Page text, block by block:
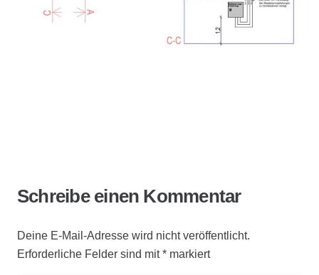
Schreibe einen Kommentar
Deine E-Mail-Adresse wird nicht veröffentlicht.
Erforderliche Felder sind mit* markiert